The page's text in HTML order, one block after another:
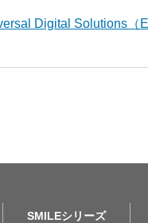
Digital Solutions（
SMILEシリーズ